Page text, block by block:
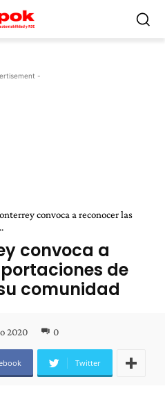
-
convoca a reconocer las
convoca a
de
comunidad
2020 0
Twitter